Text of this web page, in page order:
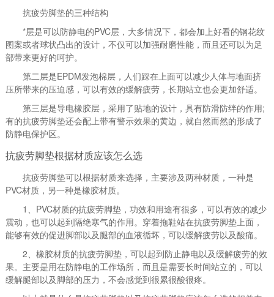
抗疲劳脚垫的三种结构
*层是可以防静电的PVC层，大多情况下，都会加上好看的钢花纹
图案或者球状凸出的设计，不仅可以加强耐磨性能，而且还可以为足
部带来更好的呵护。
第二层是EPDM发泡棉层，人们踩在上面可以减少人体与地面挤
压所带来的压迫感，可以有效的缓解疲劳，长期站立也会更加舒适。
第三层是导电橡胶层，采用了贴地的设计，具有防滑防绊的作用;
有的抗疲劳脚垫还会配上带有警示效果的黄边，就自然而然的形成了
防静电保护区。
抗疲劳脚垫根据材质应该怎么选
抗疲劳脚垫可以根据材质来选择，主要涉及两种材质，一种是
PVC材质，另一种是橡胶材质。
1、PVC材质的抗疲劳脚垫，功效和用途有很多，可以有效的减少
震动，也可以起到隔绝寒气的作用。穿着拖鞋站在抗疲劳脚垫上面，
能够有效的促进脚部以及腿部的血液循坏，可以缓解疲劳以及酸痛。
2、橡胶材质的抗疲劳脚垫，可以起到防止静电以及缓解疲劳的效
果。主要是用在防静电的工作场所，而且是需要长时间站立的，可以
缓解腿部以及脚部的压力，不会感觉到很累很酸很疼。